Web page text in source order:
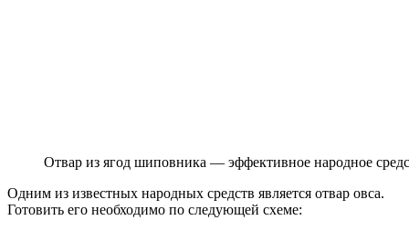
Отвар из ягод шиповника — эффективное народное
Одним из известных народных средств является отвар овса.
Готовить его необходимо по следующей схеме: